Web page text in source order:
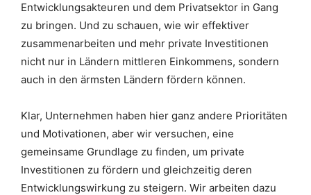
Entwicklungsakteuren und dem Privatsektor in Gang
zu bringen. Und zu schauen, wie wir effektiver
zusammenarbeiten und mehr private Investitionen
nicht nur in Ländern mittleren Einkommens, sondern
auch in den ärmsten Ländern fördern können.
Klar, Unternehmen haben hier ganz andere Prioritäten
und Motivationen, aber wir versuchen, eine
gemeinsame Grundlage zu finden, um private
Investitionen zu fördern und gleichzeitig deren
Entwicklungswirkung zu steigern. Wir arbeiten dazu